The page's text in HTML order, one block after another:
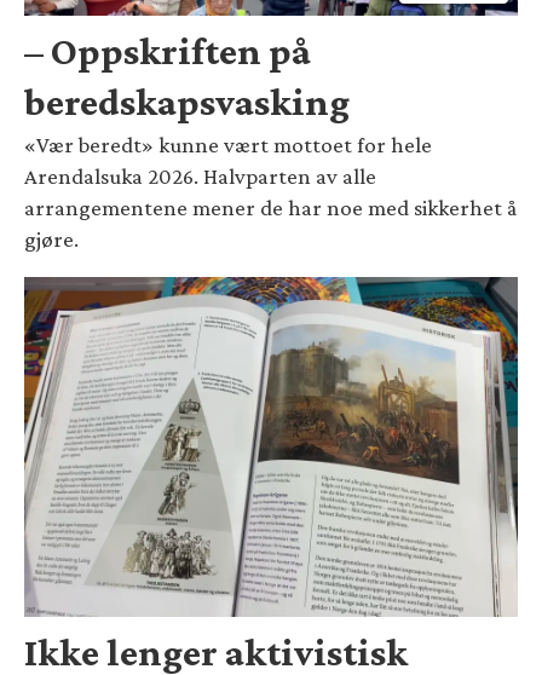
– Oppskriften på
beredskapsvasking
«Vær beredt» kunne vært mottoet for hele
Arendalsuka 2026. Halvparten av alle
arrangementene mener de har noe med sikkerhet å
gjøre.
Ikke lenger aktivistisk